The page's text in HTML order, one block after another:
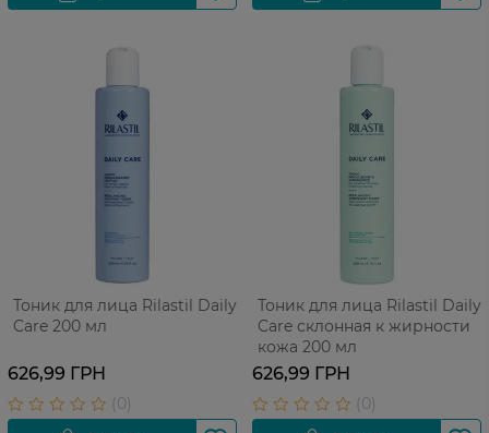
Тоник для лица Rilastil Daily
Care 200 мл
626,99 ГРН
Тоник для лица Rilastil Daily
Care склонная к жирности
кожа 200 мл
626,99 ГРН